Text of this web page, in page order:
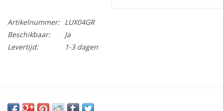
Artikelnummer: LUX04GR
Beschikbaar:
Ja
Levertijd:
1-3 dagen